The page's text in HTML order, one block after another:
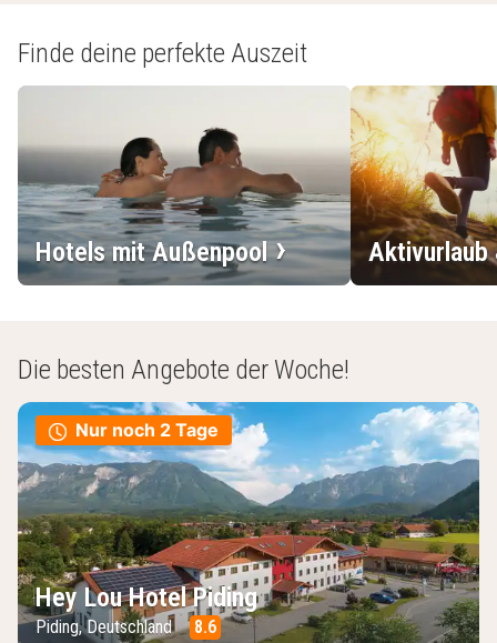
Finde deine perfekte Auszeit
Hotels mit Außenpool Aktivurlaub
Die besten Angebote der Woche!
Nur noch 2 Tage
Hey Lou Hotel Piding
Piding, Deutschland 8.6